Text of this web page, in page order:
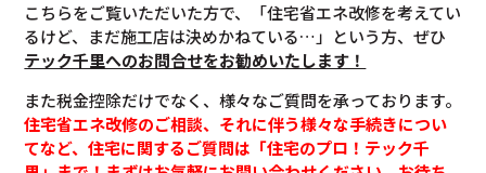
こちらをご覧いただいた方で、「住宅省エネ改修を考えてい
るけど、まだ施工店は決めかねている…」という方、ぜひ
テック千里へのお問合せをお勧めいたします！
また税金控除だけでなく、様々なご質問を承っております。
住宅省エネ改修のご相談、それに伴う様々な手続きについ
てなど、住宅に関するご質問は「住宅のプロ！テック千